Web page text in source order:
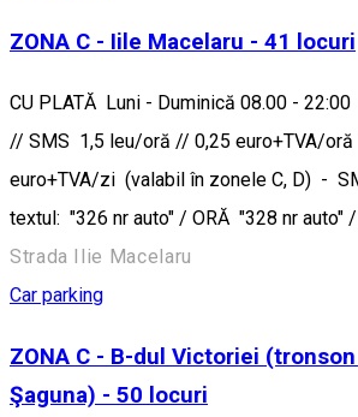
ZONA C - Iile Macelaru - 41 locuri
CU PLATĂ Luni - Duminică 08.00 -
// SMS 1,5 leu/oră // 0,25 euro+TVA/
euro+TVA/zi (valabil în zonele C, D) -
textul: "326 nr auto" / ORĂ "328 nr auto"
Strada Ilie Macelaru
Car parking
ZONA C - B-dul Victoriei (tronson
Şaguna) - 50 locuri